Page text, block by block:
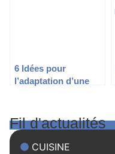
6 Idées pour
l’adaptation d’une
Fil d'actualités
CUISINE